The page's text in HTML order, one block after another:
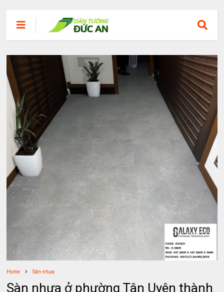
Home Sàn-nhựa
Sàn nhựa ở phường Tân Uyên thành